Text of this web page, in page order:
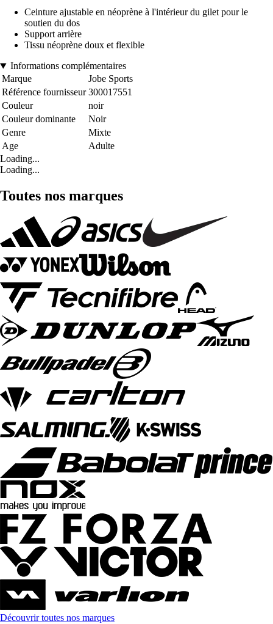
Ceinture ajustable en néoprène à l'intérieur du gilet pour le
soutien du dos
Support arrière
Tissu néoprène doux et flexible
Informations complémentaires
Marque
Jobe Sports
Référence fournisseur 300017551
Couleur
noir
Couleur dominante
Noir
Genre
Mixte
Age
Adulte
Loading...
Loading...
Toutes nos marques
Découvrir toutes nos marques